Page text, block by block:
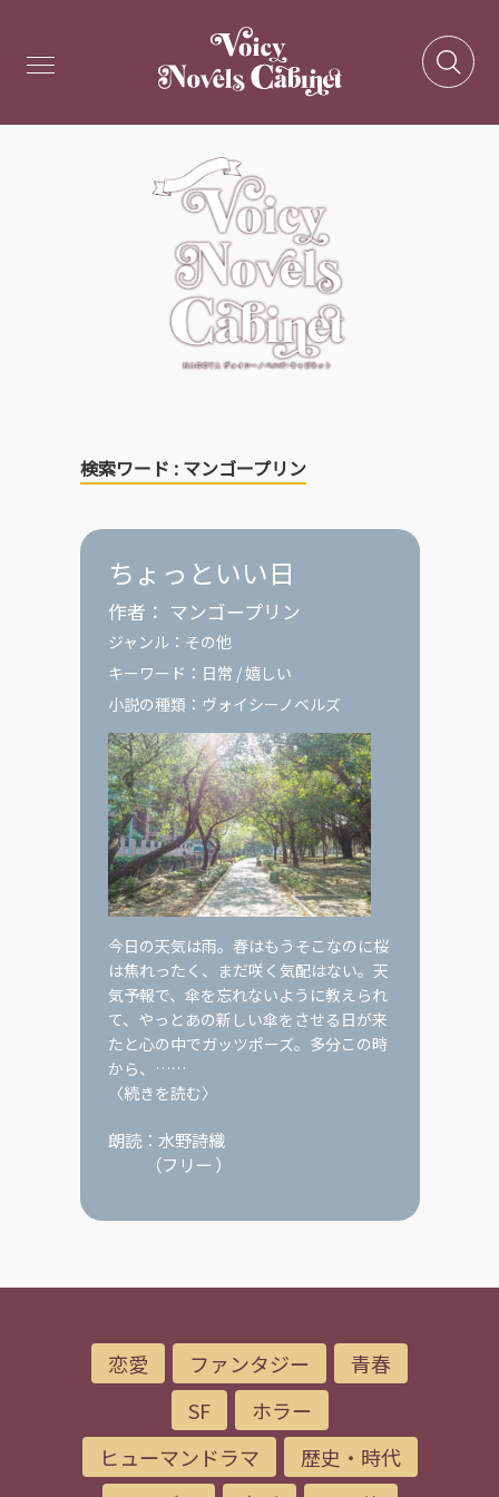
検索ワード : マンゴープリン
ちょっといい日
作者： マンゴープリン
ジャンル： その他
キーワード： 日常 /嬉しい
小説の種類： ヴォイシーノベルズ
今日の天気は雨。春はもうそこなのに桜
は焦れったく、まだ咲く気配はない。天
気予報で、傘を忘れないように教えられ
て、やっとあの新しい傘をさせる日が来
たと心の中でガッツポーズ。多分この時
から、……
〈続きを読む〉
朗読： 水野詩織
（フリー ）
恋愛 ファンタジー
青春
SF
ホラー
ヒューマンドラマ
歴史・時代